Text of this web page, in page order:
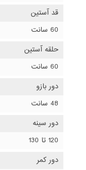
قد آستین
60 سانت
حلقه آستین
60 سانت
دور بازو
48 سانت
دور سینه
120 تا 130
دور کمر